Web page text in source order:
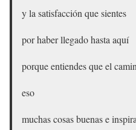
y la satisfacción que sientes
por haber llegado hasta aquí
porque entiendes que el
eso
muchas cosas buenas e